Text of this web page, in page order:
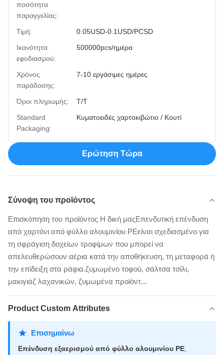
ποσότητα
παραγγελίας:
Τιμή:
0.05USD-0.1USD/PCSD
Ικανότητα
εφοδιασμού:
500000pcs/ημέρα
Χρόνος
παράδοσης:
7-10 εργάσιμες ημέρες
Όροι πληρωμής:
T/T
Standard
Packaging:
Κυματοειδές χαρτοκιβώτιο / Κουτί
Ερώτηση Τώρα
Σύνοψη του προϊόντος
Επισκόπηση του προϊόντος Η δική μαςΕπενδυτική επένδυση
από χαρτόνι από φύλλο αλουμινίου PEείναι σχεδιασμένο για
τη σφράγιση δοχείων τροφίμων που μπορεί να
απελευθερώσουν αέρια κατά την αποθήκευση, τη μεταφορά ή
την επίδειξη στα ράφια.ζυμωμένο τοφού, σάλτσα τσίλι,
μακιγιάζ λαχανικών, ζυμωμένα προϊόντ...
Product Custom Attributes
Επισημαίνω
Επένδυση εξαερισμού από φύλλο αλουμινίου PE,